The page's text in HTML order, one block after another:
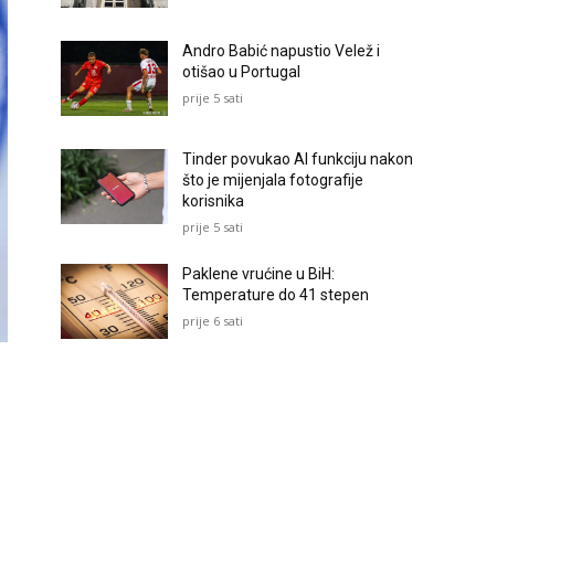
Andro Babić napustio Velež i
otišao u Portugal
prije 5 sati
Tinder povukao AI funkciju nakon
što je mijenjala fotografije
korisnika
prije 5 sati
Paklene vrućine u BiH:
Temperature do 41 stepen
prije 6 sati